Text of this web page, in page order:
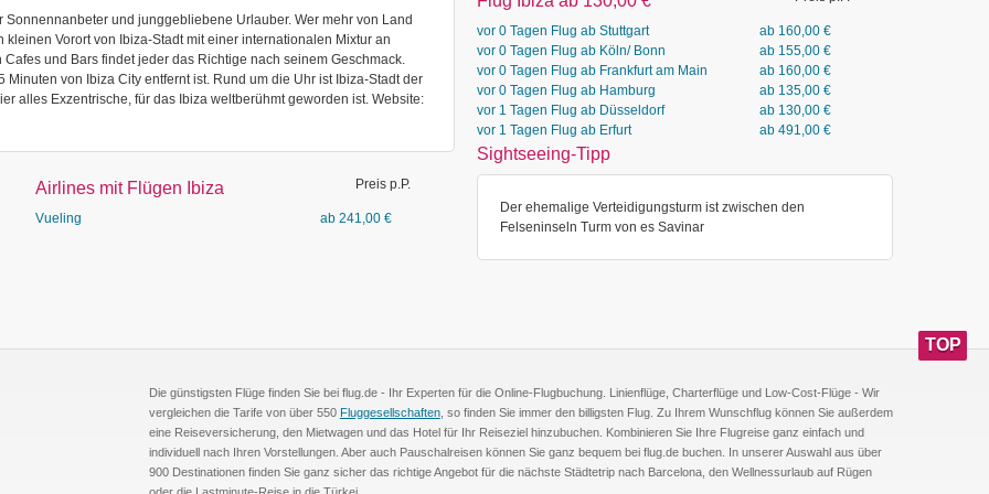
und junggebliebene Urlauber. Wer mehr von Land
Vorort von Ibiza-Stadt mit einer internationalen Mixtur an
und Bars findet jeder das Richtige nach seinem Geschmack.
von Ibiza City entfernt ist. Rund um die Uhr ist Ibiza-Stadt der
alles Exzentrische, für das Ibiza weltberühmt geworden ist. Website:
Airlines mit Flügen Ibiza Preis p.P.
Vueling ab 241,00 €
vor 0 Tagen Flug ab Stuttgart ab 160,00 €
vor 0 Tagen Flug ab Köln/ Bonn
ab 155,00 €
vor 0 Tagen Flug ab Frankfurt am Main
ab 160,00 €
vor 0 Tagen Flug ab Hamburg
ab 135,00 €
vor 1 Tagen Flug ab Düsseldorf
ab 130,00 €
vor 1 Tagen Flug ab Erfurt
ab 491,00 €
Sightseeing-Tipp
Der ehemalige Verteidigungsturm ist zwischen den
Felseninseln Turm von es Savinar
GANZ
TOP
Die günstigsten Flüge finden Sie bei flug.de - Ihr Experten für die Online-Flugbuchung. Linienflüge, Charterflüge und Low-Cost-Flüge - Wir
vergleichen die Tarife von über 550 Fluggesellschaften, so finden Sie immer den billigsten Flug. Zu Ihrem Wunschflug können Sie außerdem
eine Reiseversicherung, den Mietwagen und das Hotel für Ihr Reiseziel hinzubuchen. Kombinieren Sie Ihre Flugreise ganz einfach und
individuell nach Ihren Vorstellungen. Aber auch Pauschalreisen können Sie ganz bequem bei flug.de buchen. In unserer Auswahl aus über
900 Destinationen finden Sie ganz sicher das richtige Angebot für die nächste Städtetrip nach Barcelona, den Wellnessurlaub auf Rügen